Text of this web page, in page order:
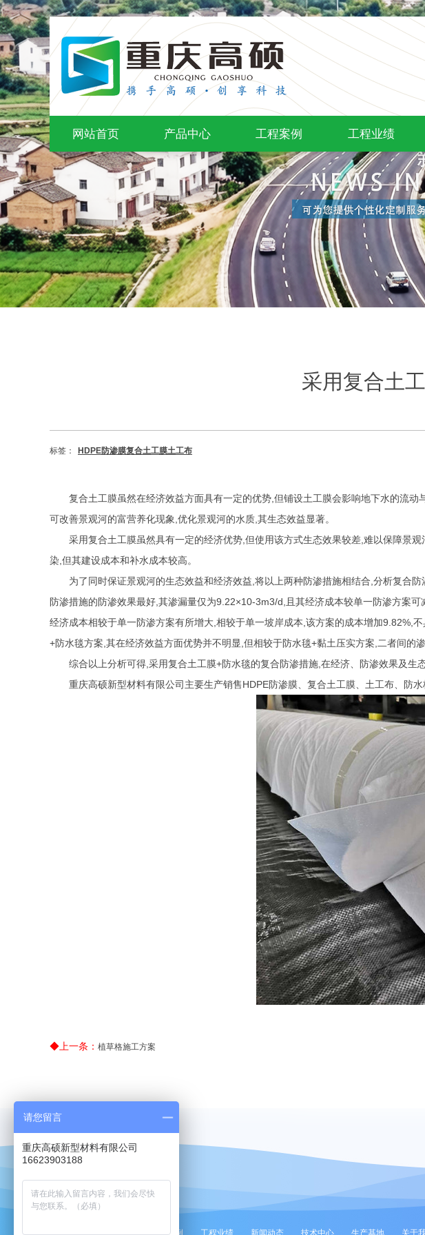
网站首页 产品中心 工程案例 工程业绩
采用复合土
标签： HDPE防渗膜复合土工膜土工布
复合土工膜虽然在经济效益方面具有一定的优势,但铺设土工膜会影响地下水的流动
可改善景观河的富营养化现象,优化景观河的水质,其生态效益显著。
采用复合土工膜虽然具有一定的经济优势,但使用该方式生态效果较差,难以保障景观
染,但其建设成本和补水成本较高。
为了同时保证景观河的生态效益和经济效益,将以上两种防渗措施相结合,分析复合防
防渗措施的防渗效果最好,其渗漏量仅为9.22×10-3m3/d, 且其经济成本较单一防渗方案可
经济成本相较于单一防渗方案有所增大,相较于单一坡岸成本,该方案的成本增加9.82%,不
+防水毯方案,其在经济效益方面优势并不明显,但相较于防水毯+黏土压实方案,二者间的
综合以上分析可得,采用复合土工膜+防水毯的复合防渗措施,在经济、防渗效果及生
重庆高硕新型材料有限公司 主要生产销售HDPE防渗膜、复合土工膜、土工布、防
◆上一条： 植草格施工方案
请您留言
重庆高硕新型材料有限公司
16623903188